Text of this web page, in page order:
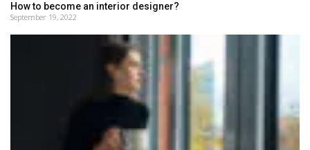
How to become an interior designer?
September 19, 2022